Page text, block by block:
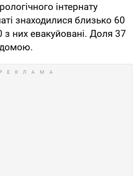
інтернату
знаходилися близько 60
них евакуйовані. Доля 37